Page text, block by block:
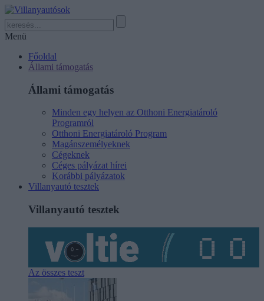
Menü
Főoldal
Állami támogatás
Állami támogatás
Minden egy helyen az Otthoni Energiatároló
Programról
Otthoni Energiatároló Program
Magánszemélyeknek
Cégeknek
Céges pályázat hírei
Korábbi pályázatok
Villanyautó tesztek
Villanyautó tesztek
Az összes teszt